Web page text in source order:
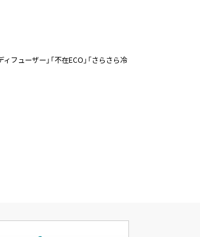
ィフューザー」「不在ECO」「さらさら冷